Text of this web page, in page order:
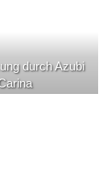
durch Azubi